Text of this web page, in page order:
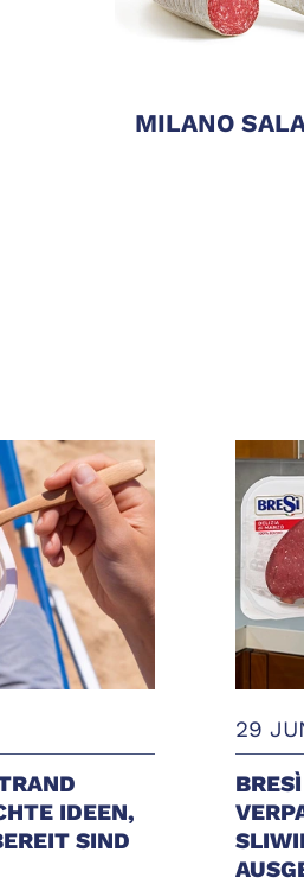
MILANO
IDEEN,
SIND
29